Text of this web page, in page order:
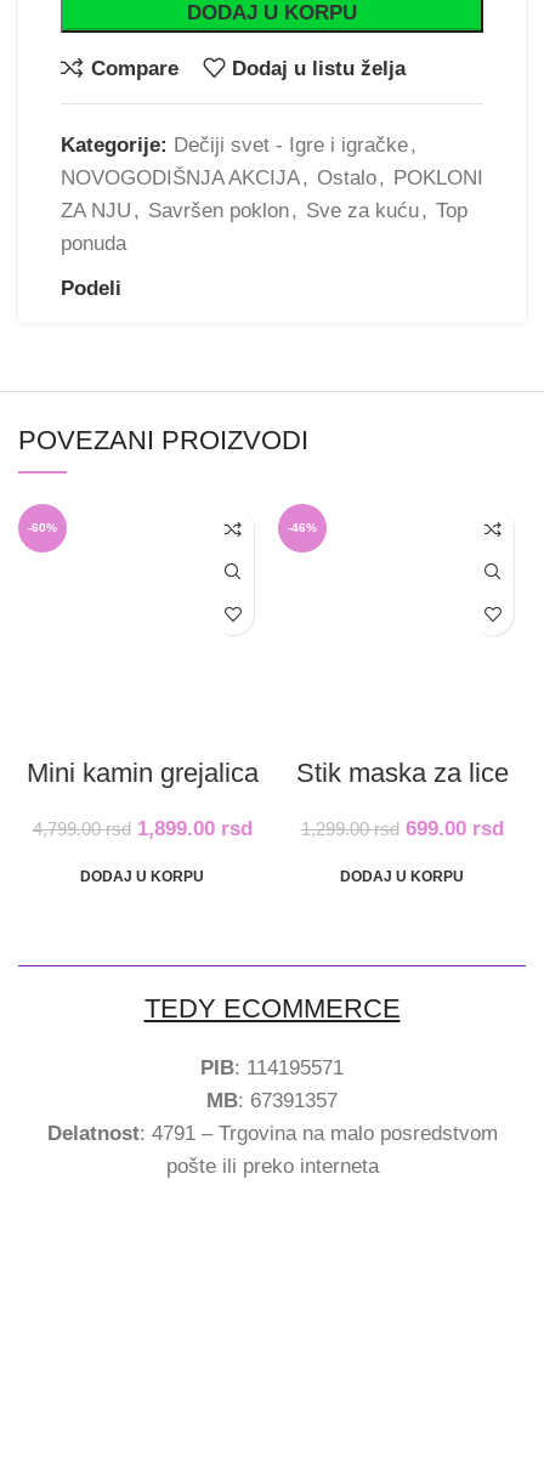
DODAJ U KORPU
Compare Dodaj u listu želja
Kategorije: Dečiji svet - Igre i igračke,
NOVOGODIŠNJA AKCIJA, Ostalo, POKLONI
ZA NJU , Savršen poklon, Sve za kuću, Top
ponuda
Podeli
POVEZANI PROIZVODI
-60%
Mini kamin grejalica
4,799.00rsd 1,899.00 rsd
DODAJ U KORPU
-46%
Stik maska za lice
1,299.00rsd 699.00 rsd
DODAJ U KORPU
TEDY ECOMMERCE
PIB: 114195571
MB: 67391357
Delatnost: 4791 – Trgovina na malo posredstvom
pošte ili preko interneta